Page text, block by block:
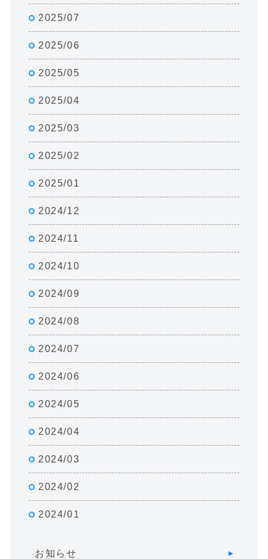
2025/07
2025/06
2025/05
2025/04
2025/03
2025/02
2025/01
2024/12
2024/11
2024/10
2024/09
2024/08
2024/07
2024/06
2024/05
2024/04
2024/03
2024/02
2024/01
お知らせ